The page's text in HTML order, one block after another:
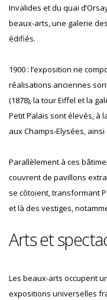
Invalides et du quai
beaux-arts, une galerie
édifiés.
1900 : l’exposition ne
réalisations anciennes
(1878), la tour Eiffel et la
Petit Palais sont élevés, à
aux Champs-Elysées,
Parallèlement à ces
couvrent de pavillons
se côtoient, transformant
et là des vestiges,
Arts et
Les beaux-arts occupent
expositions universelles